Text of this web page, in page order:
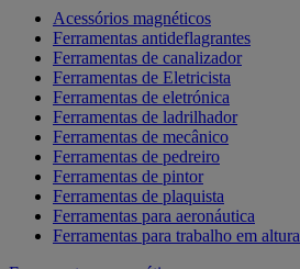
Acessórios magnéticos
Ferramentas antideflagrantes
Ferramentas de canalizador
Ferramentas de Eletricista
Ferramentas de eletrónica
Ferramentas de ladrilhador
Ferramentas de mecânico
Ferramentas de pedreiro
Ferramentas de pintor
Ferramentas de plaquista
Ferramentas para aeronáutica
Ferramentas para trabalho em altura